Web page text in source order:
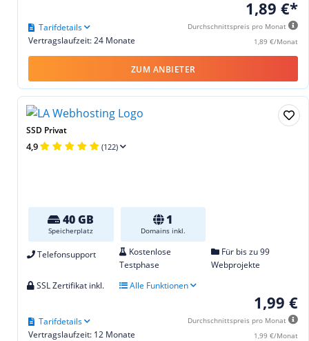
1,89 €*
Durchschnittspreis pro Monat
1,89 €/Monat
Vertragslaufzeit: 24 Monate
Tarifdetails
ZUM ANBIETER
SSD Privat
4,9 (122)
40 GB
Speicherplatz
1
Domains inkl.
Telefonsupport
Kostenlose
Testphase
Für bis zu 99
Webprojekte
SSL Zertifikat inkl.
Alle Funktionen
1,99 €
Durchschnittspreis pro Monat
1,99 €/Monat
Vertragslaufzeit: 12 Monate
Tarifdetails